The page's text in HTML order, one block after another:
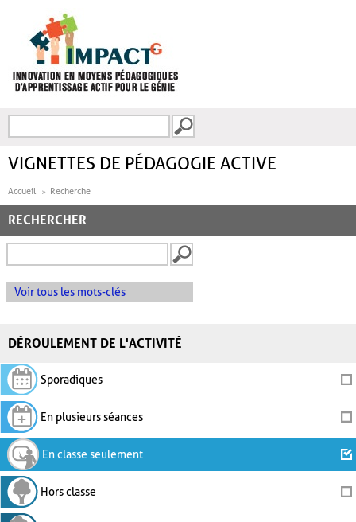
FORMULAIRE DE
VIGNETTES DE PÉDAGOGIE ACTIVE
Accueil Recherche
RECHERCHER
Voir tous les mots-clés
DÉROULEMENT DE L'ACTIVITÉ
Sporadiques
En plusieurs séances
En classe seulement
Hors classe